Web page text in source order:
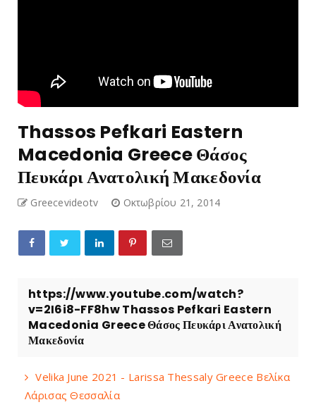
Thassos Pefkari Eastern
Macedonia Greece Θάσος
Πευκάρι Ανατολική Μακεδονία
Greecevideotv Οκτωβρίου 21, 2014
https://www.youtube.com/watch?
v=2I6i8-FF8hw Thassos Pefkari Eastern
Macedonia Greece Θάσος Πευκάρι Ανατολική
Μακεδονία
Velika June 2021 - Larissa Thessaly Greece Βελίκα
Λάρισας Θεσσαλία